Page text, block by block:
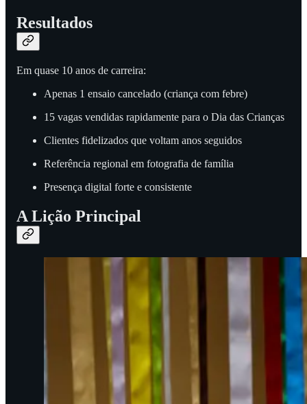
Resultados
Em quase 10 anos de carreira:
Apenas 1 ensaio cancelado (criança com febre)
15 vagas vendidas rapidamente para o Dia das Crianças
Clientes fidelizados que voltam anos seguidos
Referência regional em fotografia de família
Presença digital forte e consistente
A Lição Principal